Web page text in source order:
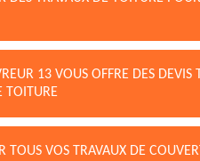
13 VOUS OFFRE DES DEVIS
TOITURE
TOUS VOS TRAVAUX DE